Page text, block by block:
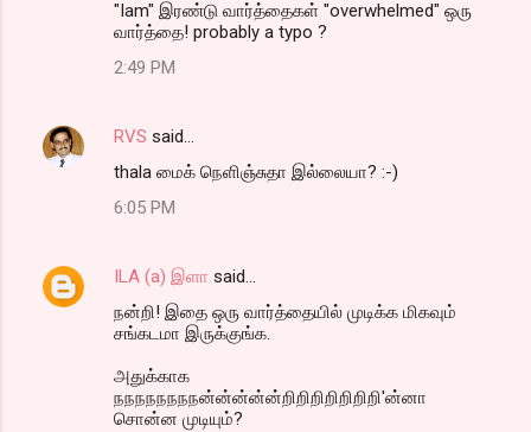
"Iam" இரண்டு வார்த்தைகள் "overwhelmed" ஒரு
வார்த்தை! probably a typo ?
2:49 PM
RVS said…
thala மைக் நெளிஞ்சுதா இல்லையா? :-)
6:05 PM
ILA (a) இளா said…
நன்றி! இதை ஒரு வார்த்தையில் முடிக்க மிகவும்
சங்கடமா இருக்குங்க.
அதுக்காக
நநநநநநநநன்ன்ன்ன்ன்றிறிறிறிறிறிறி'ன்னா
சொன்ன முடியும்?